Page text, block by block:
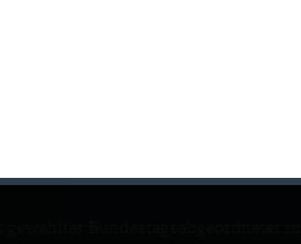
gewählter Bundestagsabgeordneter im